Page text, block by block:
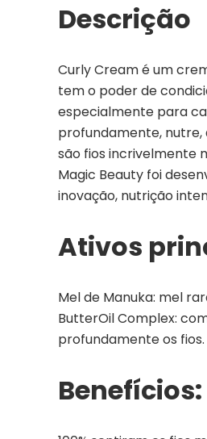
Descrição
Curly Cream é um
tem o poder de
especialmente para
profundamente, nutre,
são fios incrivelmente
Magic Beauty foi
inovação, nutrição
Ativos
Mel de Manuka: mel
ButterOil Complex:
profundamente os fios.
Benefícios: